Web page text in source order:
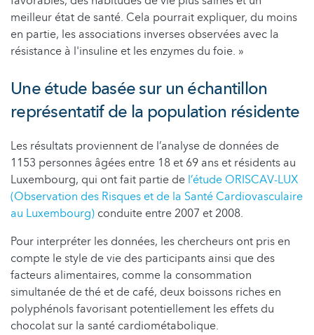
meilleur état de santé. Cela pourrait expliquer, du moins
en partie, les associations inverses observées avec la
résistance à l'insuline et les enzymes du foie. »
Une étude basée sur un échantillon
représentatif de la population résidente
Les résultats proviennent de l’analyse de données de
1153 personnes âgées entre 18 et 69 ans et résidents au
Luxembourg, qui ont fait partie de l’étude ORISCAV-LUX
(Observation des Risques et de la Santé Cardiovasculaire
au Luxembourg) conduite entre 2007 et 2008.
Pour interpréter les données, les chercheurs ont pris en
compte le style de vie des participants ainsi que des
facteurs alimentaires, comme la consommation
simultanée de thé et de café, deux boissons riches en
polyphénols favorisant potentiellement les effets du
chocolat sur la santé cardiométabolique.